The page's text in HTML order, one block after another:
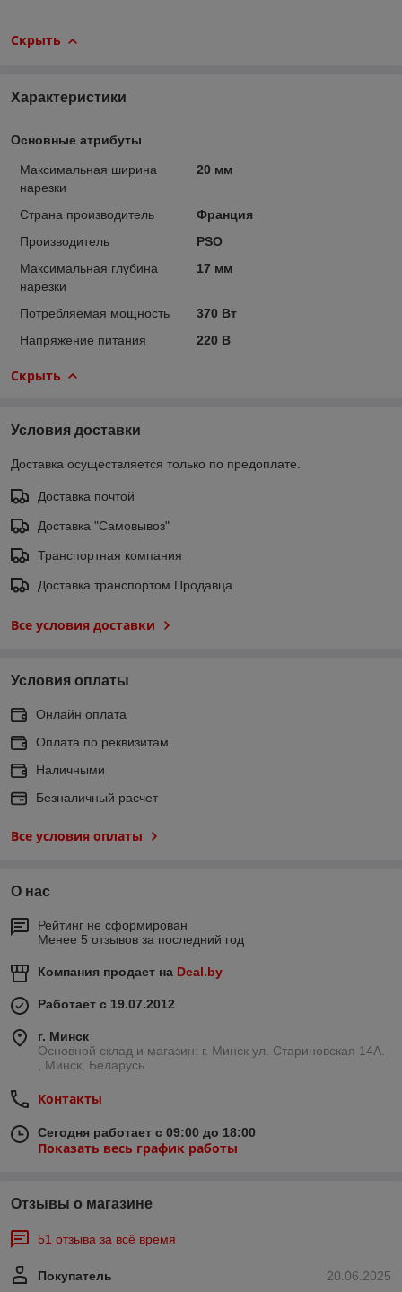
Скрыть
Характеристики
Основные атрибуты
Максимальная ширина
нарезки
20 мм
Страна производитель
Франция
Производитель
PSO
Максимальная глубина
нарезки
17 мм
Потребляемая мощность
370 Вт
Напряжение питания
220 В
Скрыть
Условия доставки
Доставка осуществляется только по предоплате.
Доставка почтой
Доставка "Самовывоз"
Транспортная компания
Доставка транспортом Продавца
Все условия доставки
Условия оплаты
Онлайн оплата
Оплата по реквизитам
Наличными
Безналичный расчет
Все условия оплаты
О нас
Рейтинг не сформирован
Менее 5 отзывов за последний год
Компания продает на Deal.by
Работает с 19.07.2012
г. Минск
Основной склад и магазин: г. Минск ул. Стариновская 14А.
, Минск, Беларусь
Контакты
Сегодня работает с 09:00 до 18:00
Показать весь график работы
Отзывы о магазине
51 отзыва за всё время
20.06.2025
Покупатель